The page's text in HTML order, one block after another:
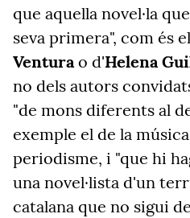
que aquella novel·la
seva primera", com és
Venturao d'Helena
no dels autors
"de mons diferents al
exemple el de la
periodisme, i "que hi
una novel·lista d'un
catalana que no sigui